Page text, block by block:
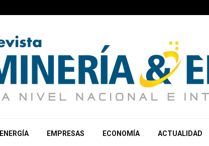
ENERGÍA EMPRESAS ECONOMÍA ACTUALIDAD